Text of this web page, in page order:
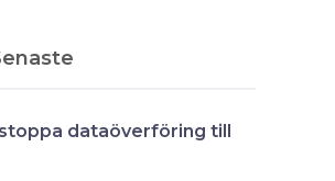
dataöverföring till